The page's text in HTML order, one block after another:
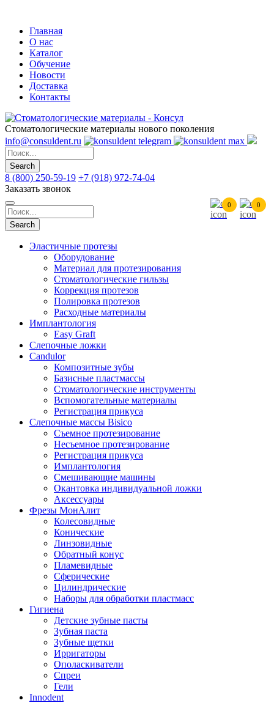
main
content
Главная
О нас
Каталог
Обучение
Новости
Доставка
Контакты
Стоматологические материалы нового поколения
info@consuldent.ru
Search
8 (800) 250-59-19 +7 (918) 972-74-04
Заказать звонок
0
0
Search
Главное
Эластичные протезы
Оборудование
Материал для протезирования
Стоматологические гильзы
Коррекция протезов
Полировка протезов
Расходные материалы
Имплантология
Easy Graft
Слепочные ложки
Candulor
Композитные зубы
Базисные пластмассы
Стоматологические инструменты
Вспомогательные материалы
Регистрация прикуса
Слепочные массы Bisico
Съемное протезирование
Несъемное протезирование
Регистрация прикуса
Имплантология
Смешивающие машины
Окантовка индивидуальной ложки
Аксессуары
Фрезы МонАлит
Колесовидные
Конические
Линзовидные
Обратный конус
Пламевидные
Сферические
Цилиндрические
Наборы для обработки пластмасс
Гигиена
Детские зубные пасты
Зубная паста
Зубные щетки
Ирригаторы
Ополаскиватели
Спреи
Гели
Innodent